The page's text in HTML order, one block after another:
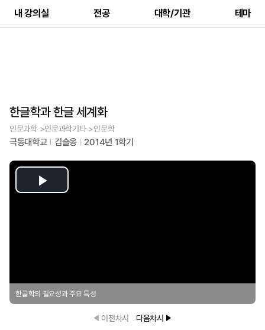
내 강의실 전공 대학/기관 테마
한글학과 한글 세계화
인문과학 >인문과학기타 >인문학
극동대학교 김슬옹 2014년 1학기
Play
한글학의 필요성과 주요 특성
이전차시 다음차시